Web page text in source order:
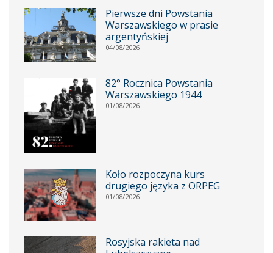
Pierwsze dni Powstania
Warszawskiego w prasie
argentyńskiej
04/08/2026
82° Rocznica Powstania
Warszawskiego 1944
01/08/2026
Koło rozpoczyna kurs
drugiego języka z ORPEG
01/08/2026
Rosyjska rakieta nad